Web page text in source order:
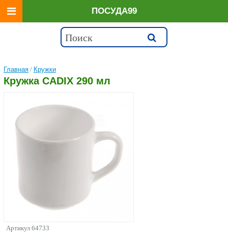
Главная / Кружки
Кружка CADIX 290 мл
Артикул 64733
ПОСУДА99